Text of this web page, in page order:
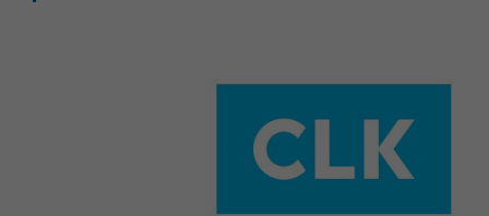
invoice-cpld@keyes.eu
CONTACT & ACCESS MAP